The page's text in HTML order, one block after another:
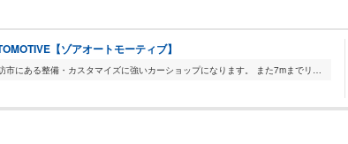
【ゾアオートモーティブ】
長野県諏訪市にある整備・カスタマイズに強いカーショップになります。 また7mまでリフトアップ可能な大型リフト完備で、特種用途自動車(トラック、キャンピングカー等)...